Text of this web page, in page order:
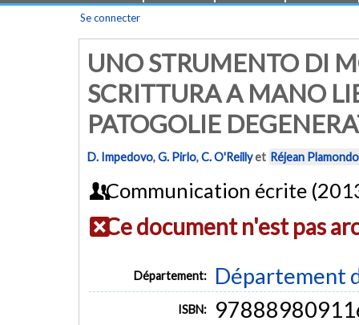
Se connecter
UNO STRUMENTO DI
SCRITTURA A MANO
PATOGOLIE
D. Impedovo,G. Pirlo,C. O'Reillyet Réjean
Communication écrite
Ce document n'est pas
Département: Département
ISBN: